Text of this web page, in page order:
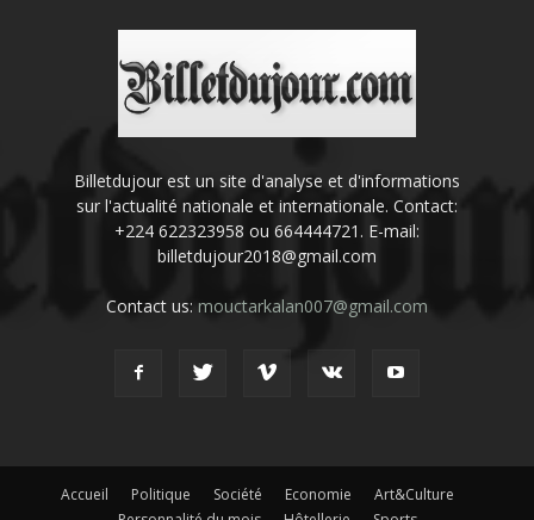
Billetdujour est un site d'analyse et d'informations
sur l'actualité nationale et internationale. Contact:
+224 622323958 ou 664444721. E-mail:
billetdujour2018@gmail.com
Contact us: mouctarkalan007@gmail.com
Accueil Politique Société Economie
Art&Culture